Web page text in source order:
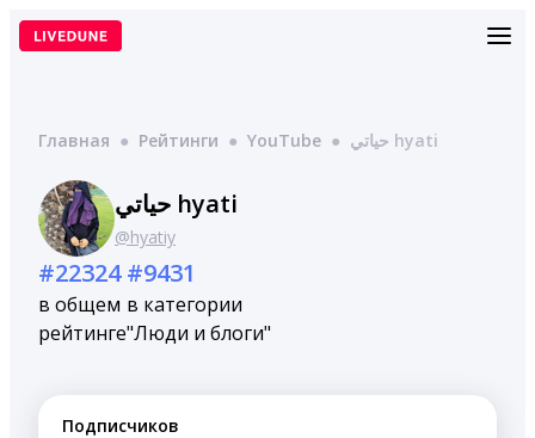
Перейти
Главная ● Рейтинги ● YouTube ● حياتي hyati
حياتي hyati
@hyatiy
#22324
в общем
рейтинге
#9431
в категории
"Люди и блоги"
Подписчиков